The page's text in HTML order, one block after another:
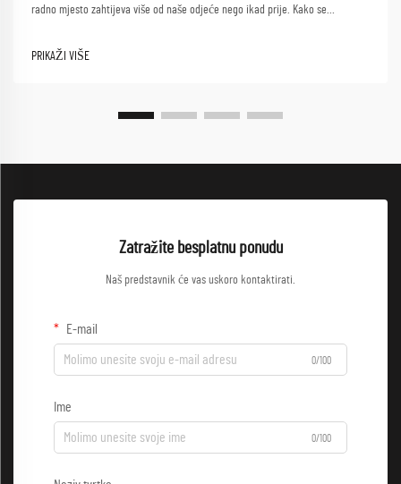
radno mjesto zahtijeva više od naše odjeće nego ikad prije. Kako se
dinamičnih radnih okruženja, novi...
PRIKAŽI VIŠE
Zatražite besplatnu ponudu
Naš predstavnik će vas uskoro kontaktirati.
E-mail
0/100
Ime
0/100